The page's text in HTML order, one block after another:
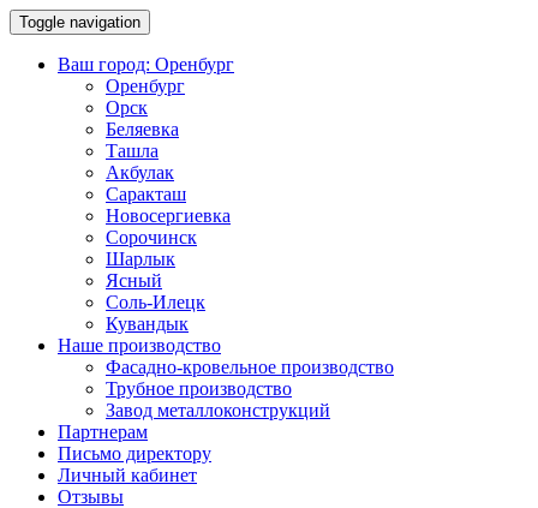
Toggle navigation
Ваш город: Оренбург
Оренбург
Орск
Беляевка
Ташла
Акбулак
Саракташ
Новосергиевка
Сорочинск
Шарлык
Ясный
Соль-Илецк
Кувандык
Наше производство
Фасадно-кровельное производство
Трубное производство
Завод металлоконструкций
Партнерам
Письмо директору
Личный кабинет
Отзывы